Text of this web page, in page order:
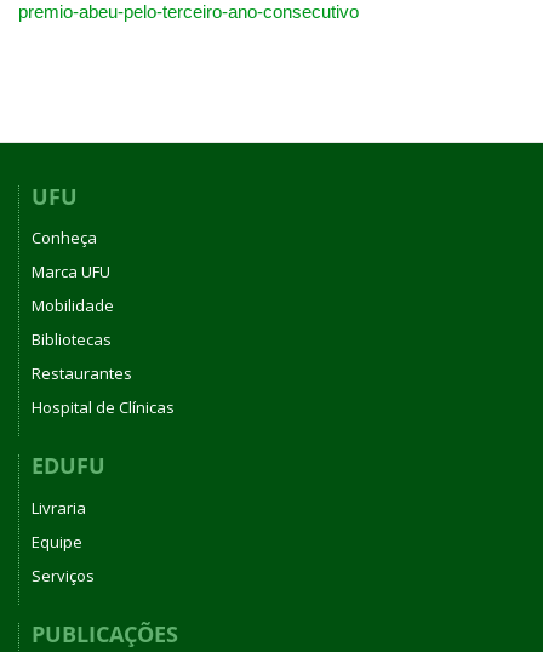
premio-abeu-pelo-terceiro-ano-consecutivo
UFU
Conheça
Marca UFU
Mobilidade
Bibliotecas
Restaurantes
Hospital de Clínicas
EDUFU
Livraria
Equipe
Serviços
PUBLICAÇÕES